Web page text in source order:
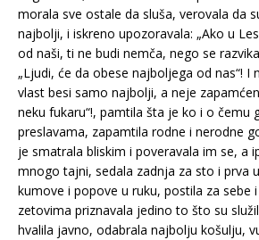
morala sve ostale da sluša, verovala da
najbolji, i iskreno upozoravala: „Ako u
od naši, ti ne budi nemča, nego se
„Ljudi, će da obese najboljega od nas“! I
vlast besi samo najbolji, a neje
neku fukaru“!, pamtila šta je ko i o čemu
preslavama, zapamtila rodne i nerodne
je smatrala bliskim i poveravala im se, a
mnogo tajni, sedala zadnja za sto i prva
kumove i popove u ruku, postila za sebe
zetovima priznavala jedino to što su
hvalila javno, odabrala najbolju košulju,